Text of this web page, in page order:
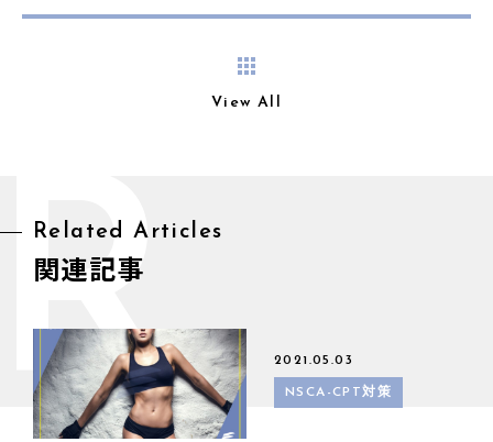
View All
Related Articles
関連記事
2021.05.03
NSCA-CPT対策